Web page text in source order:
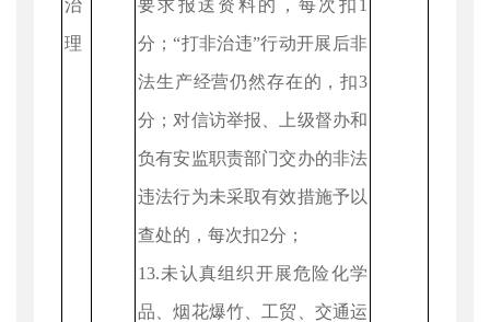
治
理
要求报送资料的，每次扣1
分；“打非治违”行动开展后非
法生产经营仍然存在的，扣3
分；对信访举报、上级督办和
负有安监职责部门交办的非法
违法行为未采取有效措施予以
查处的，每次扣2分；
13.未认真组织开展危险化学
品、烟花爆竹、工贸、交通运